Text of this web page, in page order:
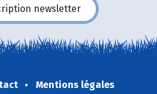
newsletter
Mentions légales